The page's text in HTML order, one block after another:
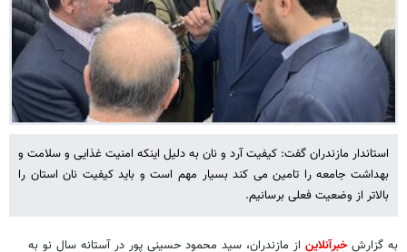
استاندار مازندران گفت: کیفیت آرد و نان به دلیل اینکه امنیت غذایی و سلامت و
بهداشت جامعه را تامین می کند بسیار مهم است و باید کیفیت نان استان را
بالاتر از وضعیت فعلی برسانیم.
به گزارشخبرآنلاین از مازندران، سید محمود حسینی پور در آستانه سال نو به